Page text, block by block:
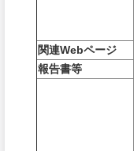
関連Webページ
報告書等